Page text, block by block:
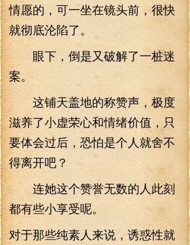
情愿的，可一坐在镜头前，很快
就彻底沦陷了。
眼下，倒是又破解了一桩迷
案。
这铺天盖地的称赞声，极度
滋养了小虚荣心和情绪价值，只
要体会过后，恐怕是个人就舍不
得离开吧？
连她这个赞誉无数的人此刻
都有些小享受呢。
对于那些纯素人来说，诱惑性就